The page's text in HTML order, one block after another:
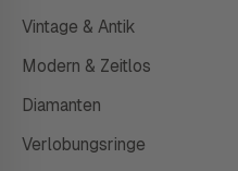
Vintage & Antik
Modern & Zeitlos
Diamanten
Verlobungsringe